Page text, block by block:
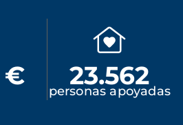
€ 23.562
personas apoyadas